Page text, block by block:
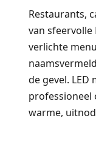
Restaurants,
van sfeervolle
verlichte
de gevel.
professioneel
warme,